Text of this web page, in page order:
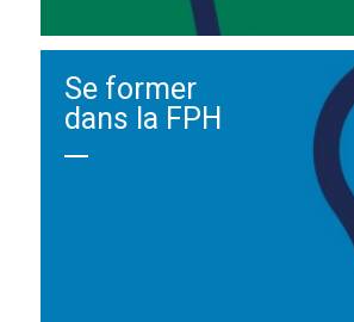
Se former
dans la FPH